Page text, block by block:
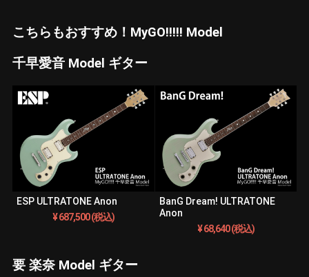
こちらもおすすめ！MyGO!!!!! Model
千早愛音 Model ギター
ESP ULTRATONE Anon
¥ 687,500 (税込)
BanG Dream! ULTRATONE
Anon
¥ 68,640 (税込)
要 楽奈 Model ギター